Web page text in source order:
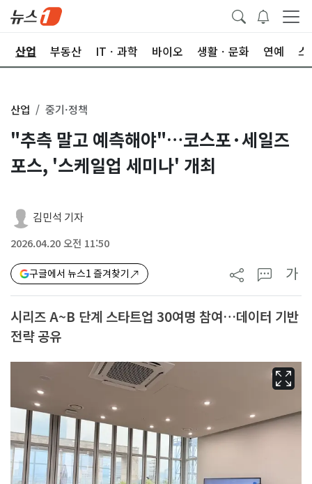
산업 부동산 ITㆍ과학 바이오 생활ㆍ문화 연예 스
산업 중기·정책
"추측 말고 예측해야"…코스포·세일즈
포스, '스케일업 세미나' 개최
김민석 기자
2026.04.20 오전 11:50
구글에서 뉴스1 즐겨찾기 가
시리즈 A~B 단계 스타트업 30여명 참여…데이터 기반
전략 공유